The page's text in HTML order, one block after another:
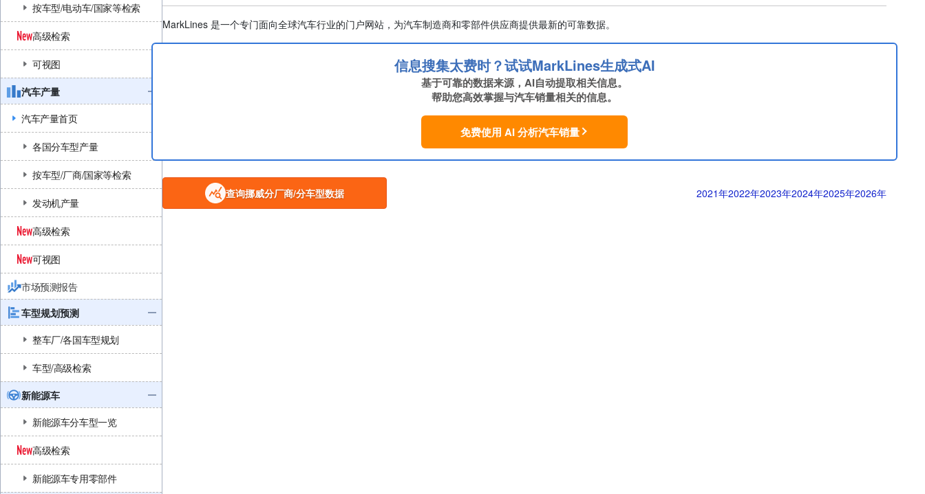
按车型/电动车/国家等检索
高级检索
可视图
汽车产量
汽车产量首页
各国分车型产量
按车型/厂商/国家等检索
发动机产量
高级检索
可视图
市场预测报告
车型规划预测
整车厂/各国车型规划
车型/高级检索
新能源车
新能源车分车型一览
高级检索
新能源车专用零部件
MarkLines 是一个专门面向全球汽车行业的门户网站，为汽车制造商和零部件供应商提供最新的可靠数据。
信息搜集太费时？试试MarkLines生成式AI
基于可靠的数据来源，AI自动提取相关信息。
帮助您高效掌握与汽车销量相关的信息。
免费使用 AI 分析汽车销量
查询挪威分厂商/分车型数据 2021年2022年2023年2024年2025年2026年